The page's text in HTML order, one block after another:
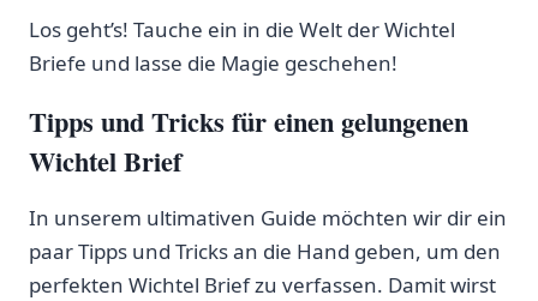
Los geht’s! Tauche ein in die Welt der Wichtel
Briefe und lasse die Magie geschehen!
Tipps und Tricks für einen gelungenen
Wichtel Brief
In unserem ultimativen Guide möchten wir dir ein
paar Tipps und Tricks an die Hand geben, um den
perfekten Wichtel Brief zu verfassen. Damit wirst